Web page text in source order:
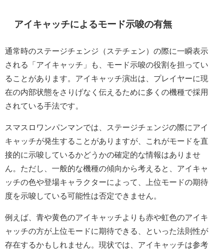
アイキャッチによるモード示唆の有無
通常時のステージチェンジ（ステチェン）の際に一瞬表示
される「アイキャッチ」も、モード示唆の役割を担ってい
ることがあります。アイキャッチ演出は、プレイヤーに現
在の内部状態をさりげなく伝えるために多くの機種で採用
されている手法です。
スマスロワンパンマンでは、ステージチェンジの際にアイ
キャッチが発生することがありますが、これがモードを直
接的に示唆しているかどうかの確定的な情報はありませ
ん。ただし、一般的な機種の傾向から考えると、アイキャ
ッチの色や登場キャラクターによって、上位モードの期待
度を示唆している可能性は否定できません。
例えば、青や黄色のアイキャッチよりも赤や虹色のアイキ
ャッチの方が上位モードに期待できる、といった法則性が
存在するかもしれません。現状では、アイキャッチは参考